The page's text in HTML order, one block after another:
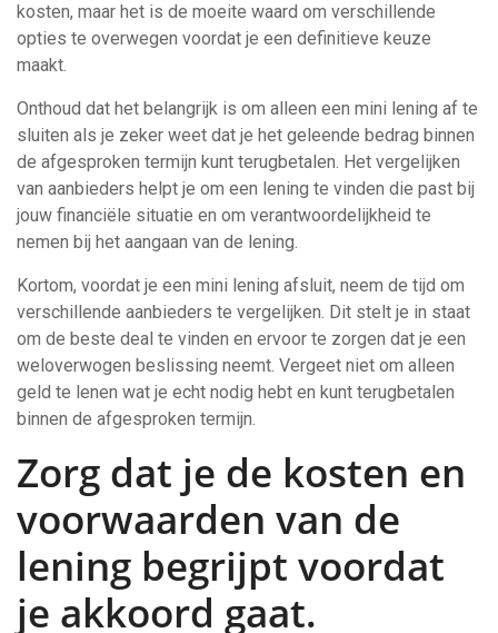
kosten, maar het is de moeite waard om verschillende
opties te overwegen voordat je een definitieve keuze
maakt.
Onthoud dat het belangrijk is om alleen een mini lening af te
sluiten als je zeker weet dat je het geleende bedrag binnen
de afgesproken termijn kunt terugbetalen. Het vergelijken
van aanbieders helpt je om een lening te vinden die past bij
jouw financiële situatie en om verantwoordelijkheid te
nemen bij het aangaan van de lening.
Kortom, voordat je een mini lening afsluit, neem de tijd om
verschillende aanbieders te vergelijken. Dit stelt je in staat
om de beste deal te vinden en ervoor te zorgen dat je een
weloverwogen beslissing neemt. Vergeet niet om alleen
geld te lenen wat je echt nodig hebt en kunt terugbetalen
binnen de afgesproken termijn.
Zorg dat je de kosten en
voorwaarden van de
lening begrijpt voordat
je akkoord gaat.